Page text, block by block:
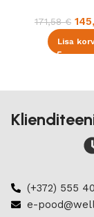
171,58€
Lisa
(+372) 555
e-